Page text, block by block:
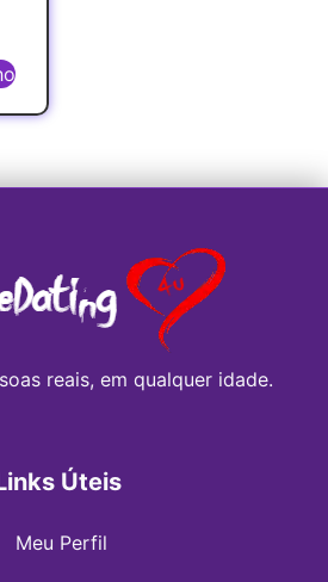
reais, em qualquer idade.
Úteis
Meu Perfil